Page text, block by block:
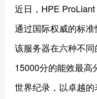
近日，HPE
通过国际权威的标
该服务器在六种不
15000分的能效最高
世界纪录，以卓越